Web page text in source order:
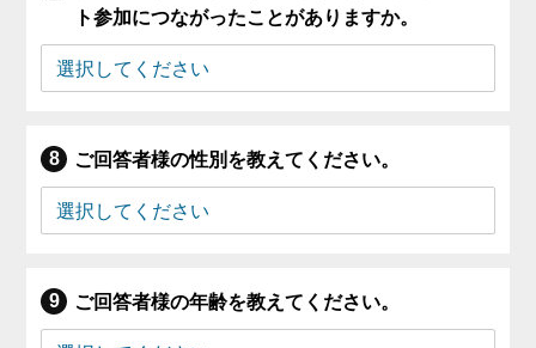
ト参加につながったことがありますか。
ご回答者様の性別を教えてください。
ご回答者様の年齢を教えてください。